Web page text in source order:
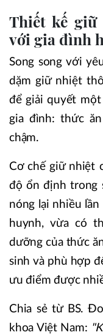
Thiết kế
với gia đình
Song song với
dặm giữ nhiệt
để giải quyết
gia đình: thức
chậm.
Cơ chế giữ nhiệt
độ ổn định trong
nóng lại nhiều
huynh, vừa có
dưỡng của thức
sinh và phù hợp
ưu điểm được
Chia sẻ từ BS.
khoa Việt Nam: